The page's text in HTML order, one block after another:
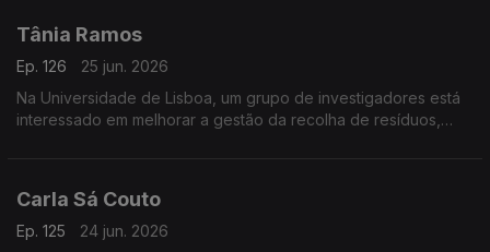
Tânia Ramos
Ep. 126
25 jun. 2026
Na Universidade de Lisboa, um grupo de investigadores está
interessado em melhorar a gestão da recolha de resíduos,
Carla Sá Couto
Ep. 125
24 jun. 2026